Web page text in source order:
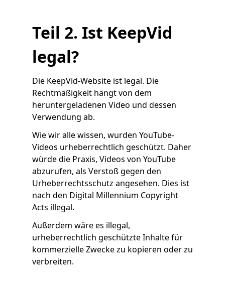
Teil 2. Ist KeepVid
legal?
Die KeepVid-Website ist legal. Die
Rechtmäßigkeit hängt von dem
heruntergeladenen Video und dessen
Verwendung ab.
Wie wir alle wissen, wurden YouTube-
Videos urheberrechtlich geschützt. Daher
würde die Praxis, Videos von YouTube
abzurufen, als Verstoß gegen den
Urheberrechtsschutz angesehen. Dies ist
nach den Digital Millennium Copyright
Acts illegal.
Außerdem wäre es illegal,
urheberrechtlich geschützte Inhalte für
kommerzielle Zwecke zu kopieren oder zu
verbreiten.